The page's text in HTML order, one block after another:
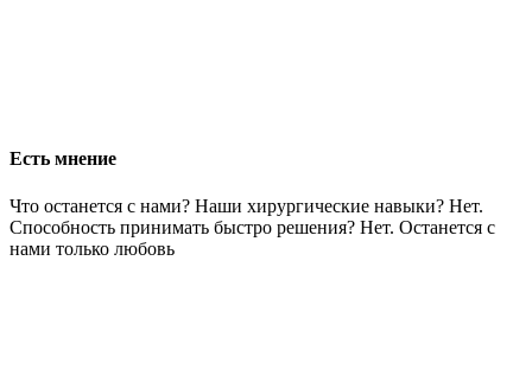
Есть мнение
Что останется с нами? Наши хирургические навыки? Нет.
Способность принимать быстро решения? Нет. Останется с
нами только любовь